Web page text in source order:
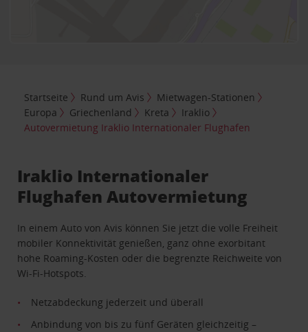
Startseite Rund um Avis
Mietwagen-Stationen
Europa
Griechenland Kreta
Iraklio
Autovermietung Iraklio Internationaler Flughafen
Iraklio Internationaler
Flughafen Autovermietung
In einem Auto von Avis können Sie jetzt die volle Freiheit
mobiler Konnektivität genießen, ganz ohne exorbitant
hohe Roaming-Kosten oder die begrenzte Reichweite von
Wi-Fi-Hotspots.
Netzabdeckung jederzeit und überall
Anbindung von bis zu fünf Geräten gleichzeitig –